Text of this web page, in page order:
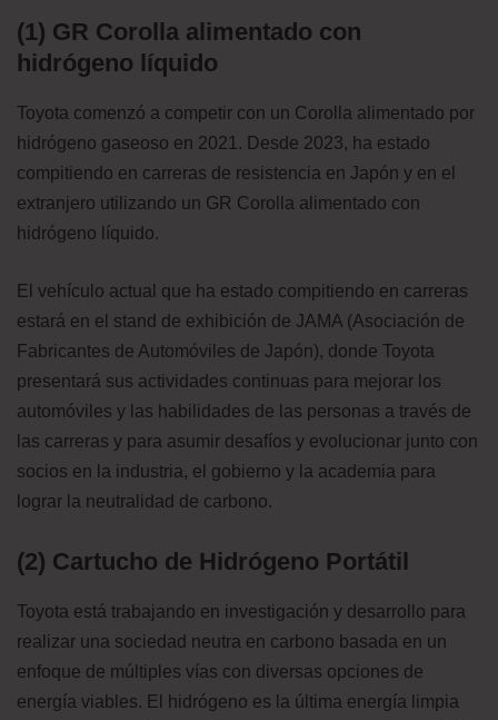
(1) GR Corolla alimentado con
hidrógeno líquido
Toyota comenzó a competir con un Corolla alimentado por
hidrógeno gaseoso en 2021. Desde 2023, ha estado
compitiendo en carreras de resistencia en Japón y en el
extranjero utilizando un GR Corolla alimentado con
hidrógeno líquido.
El vehículo actual que ha estado compitiendo en carreras
estará en el stand de exhibición de JAMA (Asociación de
Fabricantes de Automóviles de Japón), donde Toyota
presentará sus actividades continuas para mejorar los
automóviles y las habilidades de las personas a través de
las carreras y para asumir desafíos y evolucionar junto con
socios en la industria, el gobierno y la academia para
lograr la neutralidad de carbono.
(2) Cartucho de Hidrógeno Portátil
Toyota está trabajando en investigación y desarrollo para
realizar una sociedad neutra en carbono basada en un
enfoque de múltiples vías con diversas opciones de
energía viables. El hidrógeno es la última energía limpia